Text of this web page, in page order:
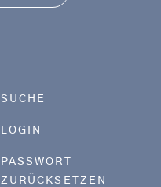
SUCHE
LOGIN
PASSWORT
ZURÜCKSETZEN